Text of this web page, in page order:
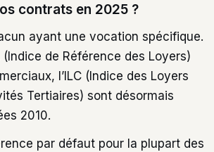
contrats en 2025 ?
ayant une vocation spécifique.
(Indice de Référence des Loyers)
l’ILC (Indice des Loyers
Tertiaires) sont désormais
2010.
par défaut pour la plupart des